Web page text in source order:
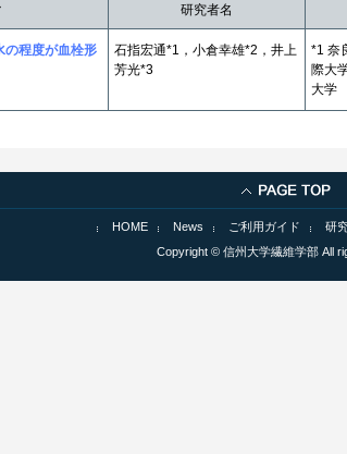
研究者名
の程度が血栓形
石指宏通*1，小倉幸雄*2，井上
芳光*3
*1 奈
際大
大学
HOME News ご利用ガイド 研
Copyright © 信州大学繊維学部 All